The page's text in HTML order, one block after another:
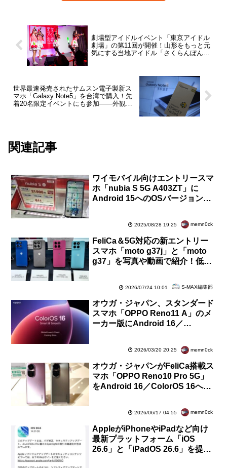
劇場型アイドルイベント「東京アイドル
劇場」の第11回が開催！山形をもっと元
気にする当地アイドル「さくらんぼん
世界最速発売されたサムスン電子製新ス
マホ「Galaxy Note5」を台湾で購入！先
着20名限定イベントにも参加――外観な
関連記事
ワイモバイル向けエントリースマ
ホ「nubia S 5G A403ZT」に
Android 15へのOSバージョンア
2025/08/28 19:25 memn0ck
FeliCa＆5G対応の新エントリー
スマホ「moto g37j」と「moto
g37」を写真や動画で紹介！低価
2026/07/24 10:01 S-MAX編集部
オウガ・ジャパン、スタンダード
スマホ「OPPO Reno11 A」のメ
ーカー版にAndroid 16／
2026/03/20 20:25 memn0ck
オウガ・ジャパンがFeliCa搭載ス
マホ「OPPO Reno10 Pro 5G」
をAndroid 16／ColorOS 16への
2026/06/17 04:55 memn0ck
AppleがiPhoneやiPadなど向け
最新プラットフォーム「iOS
26.6」と「iPadOS 26.6」を提供